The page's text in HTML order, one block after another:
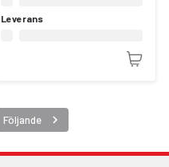
Leverans
Följande